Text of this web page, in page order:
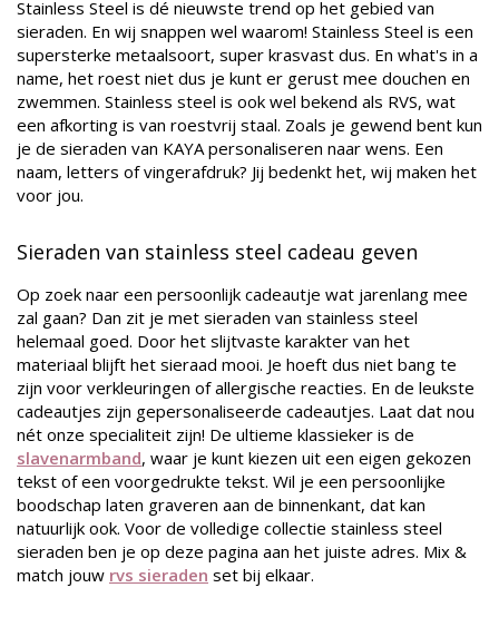
Stainless Steel is dé nieuwste trend op het gebied van
sieraden. En wij snappen wel waarom! Stainless Steel is een
supersterke metaalsoort, super krasvast dus. En what's in a
name, het roest niet dus je kunt er gerust mee douchen en
zwemmen. Stainless steel is ook wel bekend als RVS, wat
een afkorting is van roestvrij staal. Zoals je gewend bent kun
je de sieraden van KAYA personaliseren naar wens. Een
naam, letters of vingerafdruk? Jij bedenkt het, wij maken het
voor jou.
Sieraden van stainless steel cadeau geven
Op zoek naar een persoonlijk cadeautje wat jarenlang mee
zal gaan? Dan zit je met sieraden van stainless steel
helemaal goed. Door het slijtvaste karakter van het
materiaal blijft het sieraad mooi. Je hoeft dus niet bang te
zijn voor verkleuringen of allergische reacties. En de leukste
cadeautjes zijn gepersonaliseerde cadeautjes. Laat dat nou
nét onze specialiteit zijn! De ultieme klassieker is de
slavenarmband, waar je kunt kiezen uit een eigen gekozen
tekst of een voorgedrukte tekst. Wil je een persoonlijke
boodschap laten graveren aan de binnenkant, dat kan
natuurlijk ook. Voor de volledige collectie stainless steel
sieraden ben je op deze pagina aan het juiste adres. Mix &
match jouw rvs sieraden set bij elkaar.